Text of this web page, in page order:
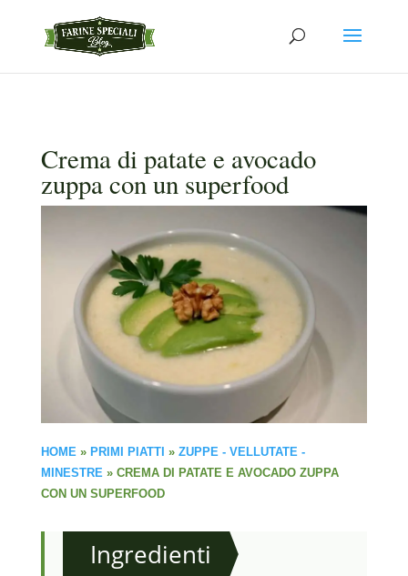
Crema di patate e avocado
zuppa con un superfood
HOME » PRIMI PIATTI » ZUPPE - VELLUTATE -
MINESTRE » CREMA DI PATATE E AVOCADO ZUPPA
CON UN SUPERFOOD
Ingredienti